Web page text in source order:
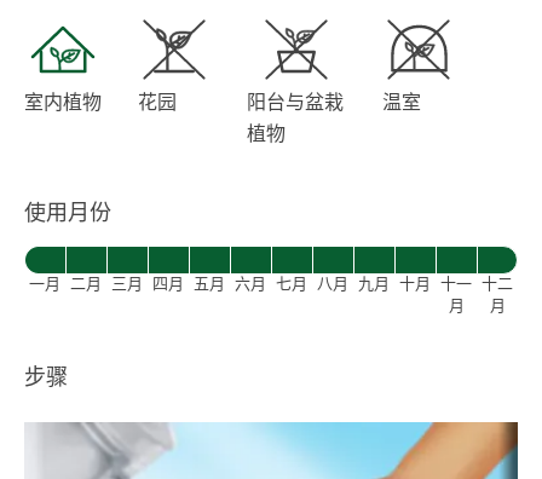
室内植物 花园
阳台与盆栽
植物
温室
使用月份
一月 二月 三月 四月 五月 六月 七月 八月 九月 十月
十一
月
十二
月
步骤